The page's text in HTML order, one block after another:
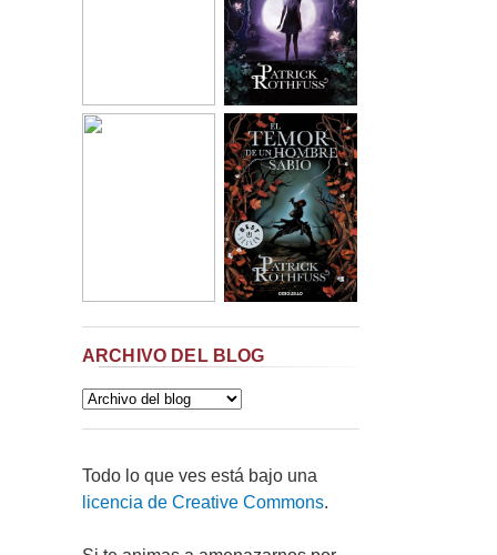
ARCHIVO DEL BLOG
Todo lo que ves está bajo una
licencia de Creative Commons.